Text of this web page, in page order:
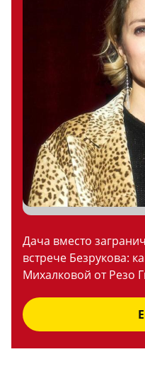
Дача вместо
встрече Безрукова:
Михалковой от Резо